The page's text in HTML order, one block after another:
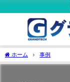
ホーム 事例